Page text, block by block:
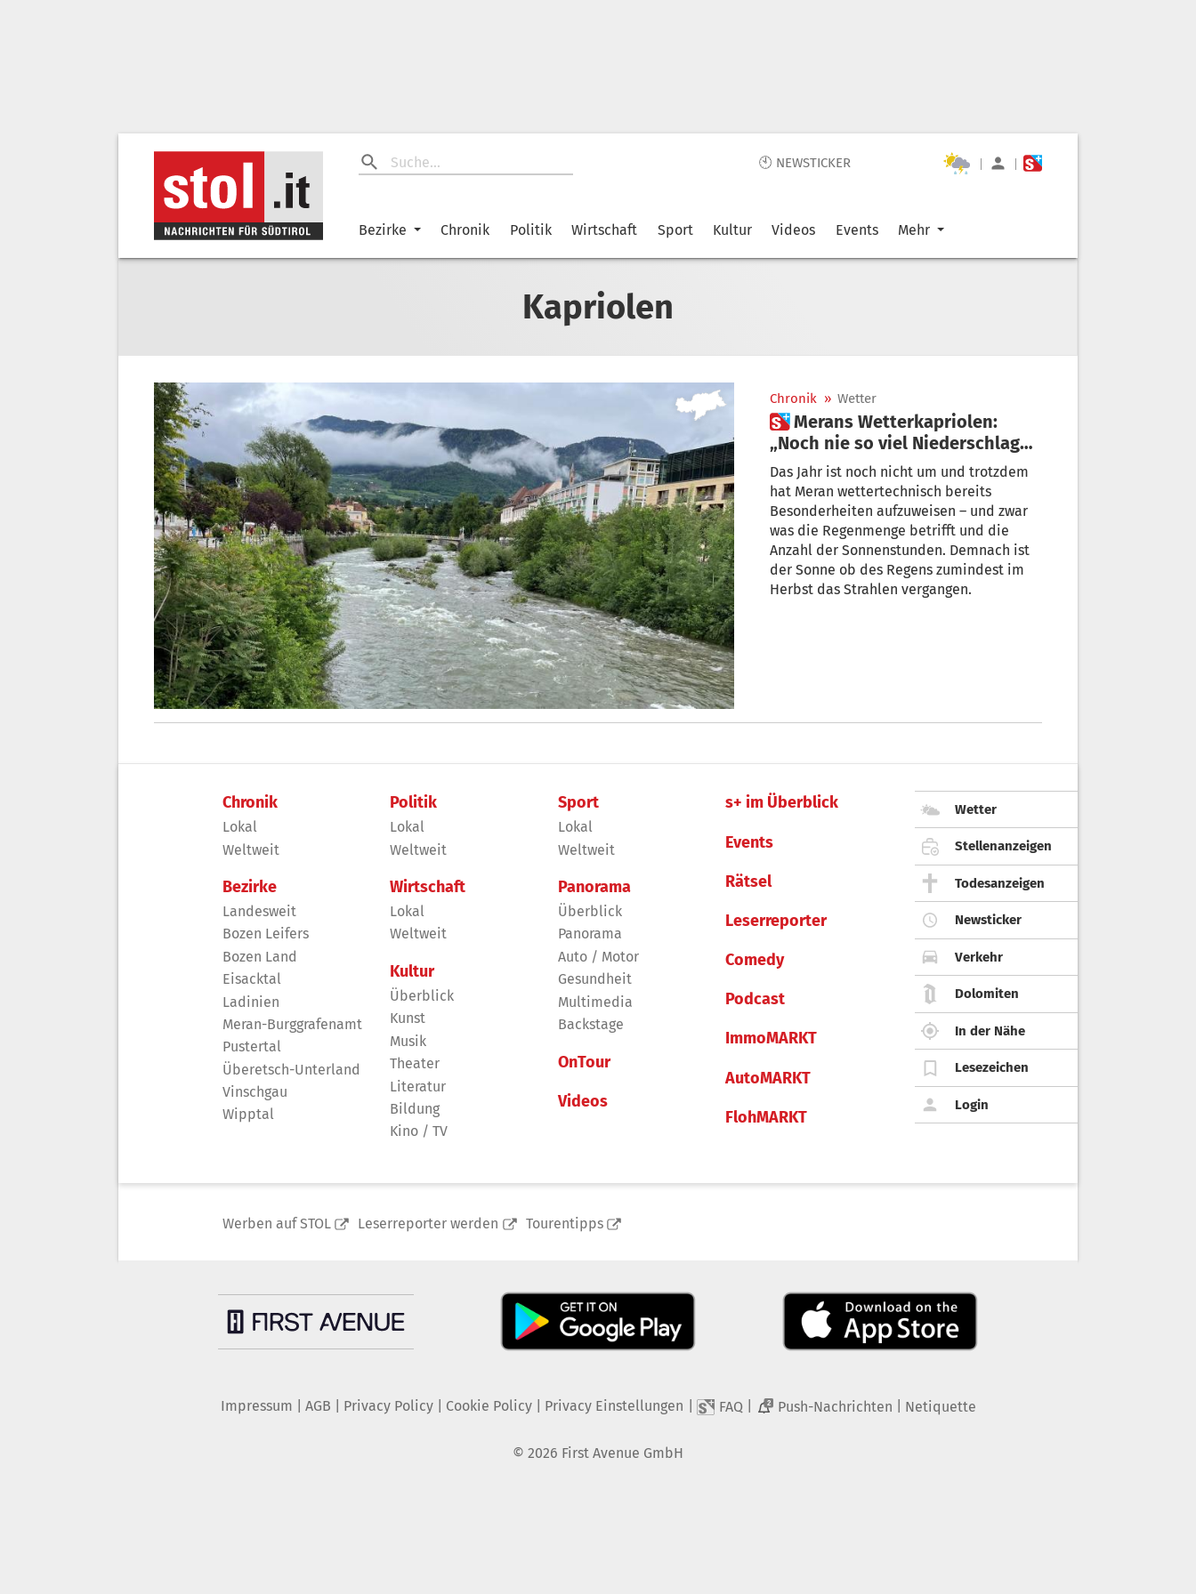
🕙 NEWSTICKER | |
Bezirke Chronik Politik Wirtschaft Sport Kultur Videos Events Mehr
Kapriolen
Chronik » Wetter
 Merans Wetterkapriolen:
„Noch nie so viel Niederschlag
seit 1920“
Das Jahr ist noch nicht um und trotzdem
hat Meran wettertechnisch bereits
Besonderheiten aufzuweisen – und zwar
was die Regenmenge betrifft und die
Anzahl der Sonnenstunden. Demnach ist
der Sonne ob des Regens zumindest im
Herbst das Strahlen vergangen.
Chronik
Lokal
Weltweit
Bezirke
Landesweit
Bozen Leifers
Bozen Land
Eisacktal
Ladinien
Meran-Burggrafenamt
Pustertal
Überetsch-Unterland
Vinschgau
Wipptal
Politik
Lokal
Weltweit
Wirtschaft
Lokal
Weltweit
Kultur
Überblick
Kunst
Musik
Theater
Literatur
Bildung
Kino / TV
Sport
Lokal
Weltweit
Panorama
Überblick
Panorama
Auto / Motor
Gesundheit
Multimedia
Backstage
OnTour
Videos
s+ im Überblick
Events
Rätsel
Leserreporter
Comedy
Podcast
ImmoMARKT
AutoMARKT
FlohMARKT
Wetter
Stellenanzeigen
Todesanzeigen
Newsticker
Verkehr
Dolomiten
In der Nähe
Lesezeichen
Login
Werben auf STOL Leserreporter werden Tourentipps
Impressum AGB Privacy Policy| Cookie Policy| Privacy Einstellungen FAQ 2 Push-Nachrichten Netiquette
© 2026 First Avenue GmbH